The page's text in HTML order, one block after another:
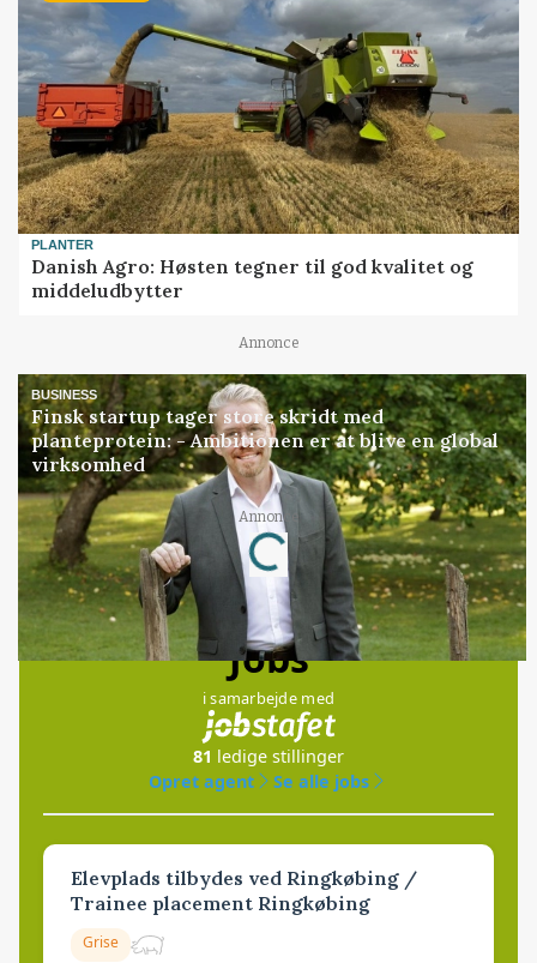
PLANTER
Danish Agro: Høsten tegner til god kvalitet og
middeludbytter
Annonce
BUSINESS
Finsk startup tager store skridt med
planteprotein: - Ambitionen er at blive en global
virksomhed
Annonce
Loading...
Jobs
i samarbejde med
81 ledige stillinger
Opret agent
Se alle jobs
Elevplads tilbydes ved Ringkøbing /
Trainee placement Ringkøbing
Grise